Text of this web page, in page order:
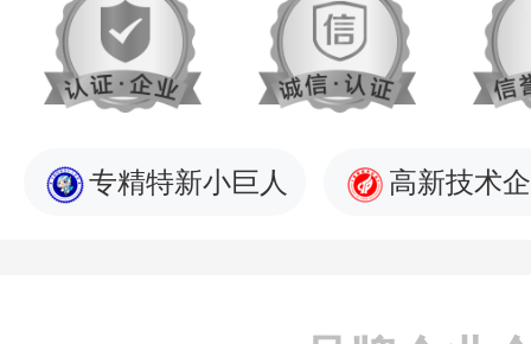
专精特新小巨人 高新技术